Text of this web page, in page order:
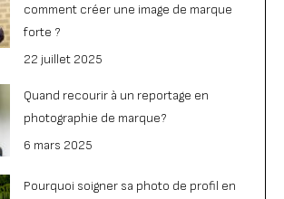
comment créer une image de marque
forte ?
22 juillet 2025
Quand recourir à un reportage en
photographie de marque?
6 mars 2025
Pourquoi soigner sa photo de profil en